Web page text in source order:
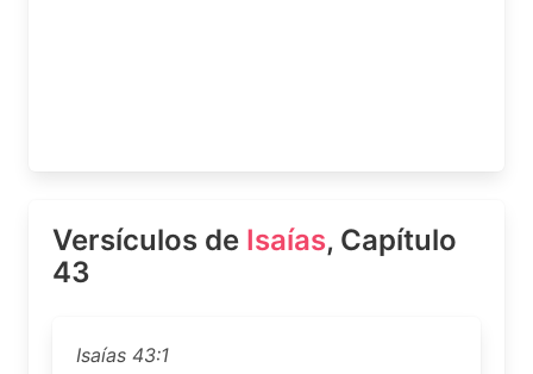
Versículos de Isaías, Capítulo
43
Isaías 43:1